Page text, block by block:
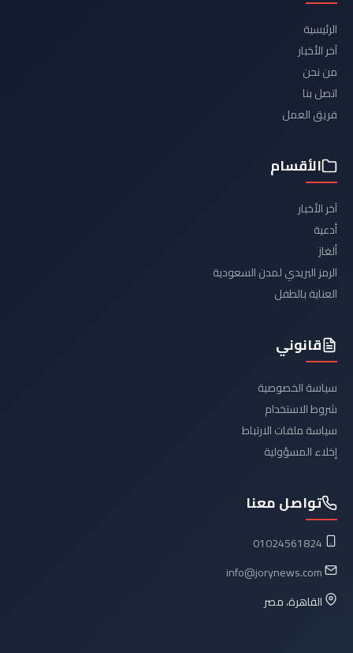
الرئيسية
آخر الأخبار
من نحن
اتصل بنا
فريق العمل
الأقسام
آخر الأخبار
أدعية
ألغاز
الرمز البريدي لمدن السعودية
العناية بالطفل
قانوني
سياسة الخصوصية
شروط الاستخدام
سياسة ملفات الارتباط
إخلاء المسؤولية
تواصل معنا
01024561824
info@jorynews.com
القاهرة، مصر